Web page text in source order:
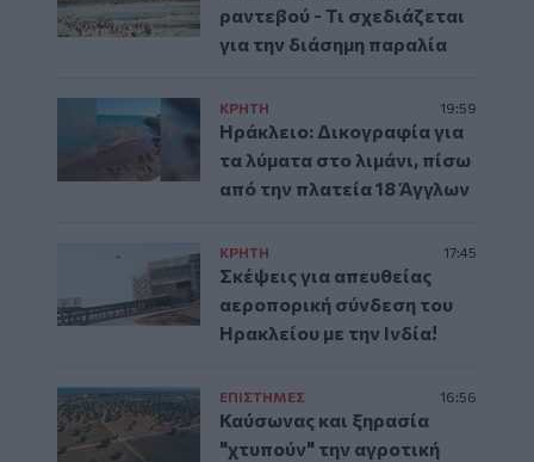
ραντεβού - Τι σχεδιάζεται
για την διάσημη παραλία
ΚΡΗΤΗ 19:59
Ηράκλειο: Δικογραφία για
τα λύματα στο λιμάνι, πίσω
από την πλατεία 18 Άγγλων
ΚΡΗΤΗ 17:45
Σκέψεις για απευθείας
αεροπορική σύνδεση του
Ηρακλείου με την Ινδία!
ΕΠΙΣΤΗΜΕΣ 16:56
Καύσωνας και ξηρασία
"χτυπούν" την αγροτική